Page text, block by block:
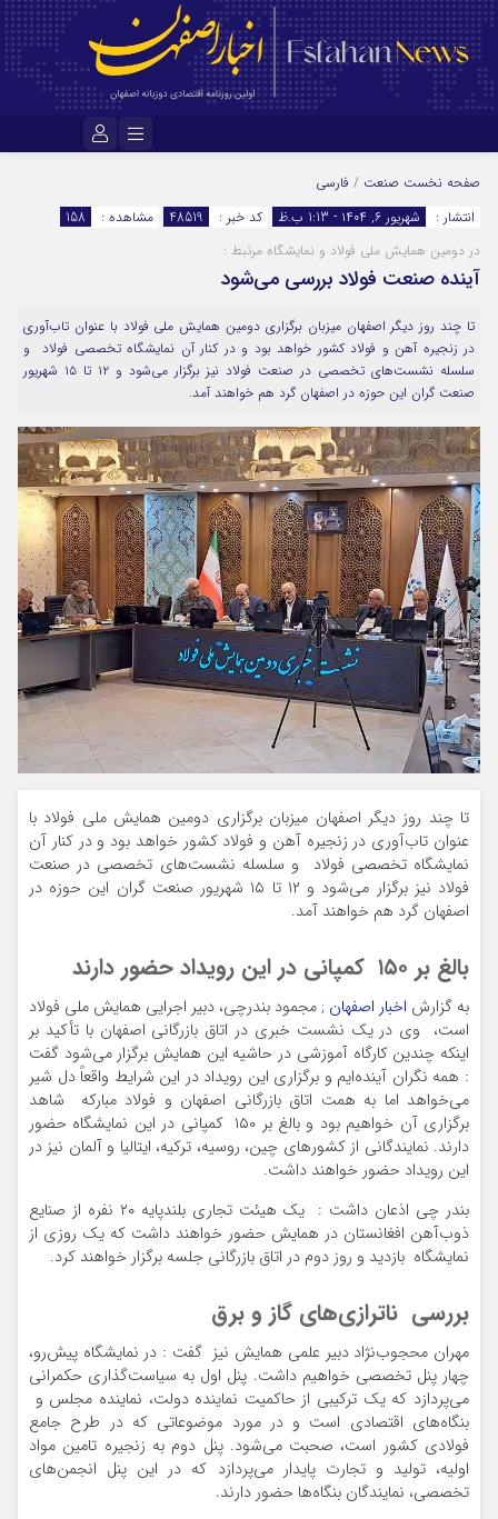
رمز عبور
مرا به خاطر بسپار
صفحه نخست صنعت / فارسی
انتشار :
شهریور ۶, ۱۴۰۴ - 1:13 ب.ظ کد خبر : 48519 مشاهده :
158
در دومین همایش ملی فولاد و نمایشگاه مرتبط :
آینده صنعت فولاد بررسی می‌شود
تا چند روز دیگر اصفهان میزبان برگزاری دومین همایش ملی فولاد با عنوان تاب‌آوری
در زنجیره آهن و فولاد کشور خواهد بود و در کنار آن نمایشگاه تخصصی فولاد و
سلسله نشست‌های تخصصی در صنعت فولاد نیز برگزار می‌شود و ۱۲ تا ۱۵ شهریور
صنعت گران این حوزه در اصفهان گرد هم خواهند آمد.
تا چند روز دیگر اصفهان میزبان برگزاری دومین همایش ملی فولاد با
عنوان تاب‌آوری در زنجیره آهن و فولاد کشور خواهد بود و در کنار آن
نمایشگاه تخصصی فولاد و سلسله نشست‌های تخصصی در صنعت
فولاد نیز برگزار می‌شود و ۱۲ تا ۱۵ شهریور صنعت گران این حوزه در
اصفهان گرد هم خواهند آمد.
بالغ بر ۱۵۰ کمپانی در این رویداد حضور دارند
به گزارش اخبار اصفهان ; مجمود بندرچی، دبیر اجرایی همایش ملی فولاد
است، وی در یک نشست خبری در اتاق بازرگانی اصفهان با تأکید بر
اینکه چندین کارگاه آموزشی در حاشیه این همایش برگزار می‌شود گفت
: همه نگران آینده‌ایم و برگزاری این رویداد در این شرایط واقعاً دل شیر
می‌خواهد اما به همت اتاق بازرگانی اصفهان و فولاد مبارکه شاهد
برگزاری آن خواهیم بود و بالغ بر ۱۵۰ کمپانی در این نمایشگاه حضور
دارند. نمایندگانی از کشورهای چین، روسیه، ترکیه، ایتالیا و آلمان نیز در
این رویداد حضور خواهند داشت.
بندر چی اذعان داشت : یک هیئت تجاری بلندپایه ۲۰ نفره از صنایع
ذوب‌آهن افغانستان در همایش حضور خواهند داشت که یک روزی از
نمایشگاه بازدید و روز دوم در اتاق بازرگانی جلسه برگزار خواهند کرد.
بررسی ناترازی‌های گاز و برق
مهران محجوب‌نژاد دبیر علمی همایش نیز گفت : در نمایشگاه پیش‌رو،
چهار پنل تخصصی خواهیم داشت. پنل اول به سیاست‌گذاری حکمرانی
می‌پردازد که یک ترکیبی از حاکمیت نماینده دولت، نماینده مجلس و
بنگاه‌های اقتصادی است و در مورد موضوعاتی که در طرح جامع
فولادی کشور است، صحبت می‌شود. پنل دوم به زنجیره تامین مواد
اولیه، تولید و تجارت پایدار می‌پردازد که در این پنل انجمن‌های
تخصصی، نمایندگان بنگاه‌ها حضور دارند.